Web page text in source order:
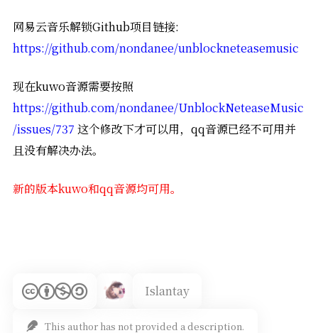
网易云音乐解锁Github项目链接:
https://github.com/nondanee/unblockneteasemusic
现在kuwo音源需要按照
https://github.com/nondanee/UnblockNeteaseMusic
/issues/737 这个修改下才可以用，qq音源已经不可用并
且没有解决办法。
新的版本kuwo和qq音源均可用。
Islantay
This author has not provided a description.